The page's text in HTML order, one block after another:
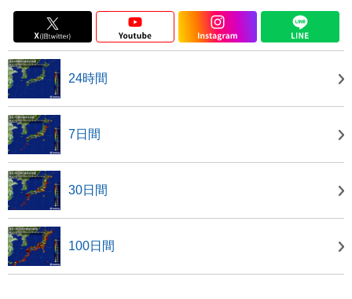
24時間
7日間
30日間
100日間